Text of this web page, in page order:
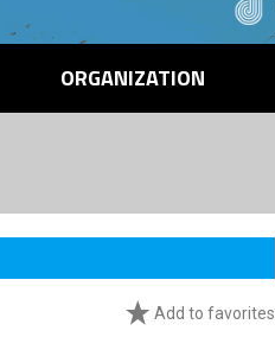
ORGANIZATION
Add to favorites